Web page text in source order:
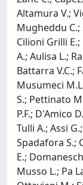
Altamura V.;
Mugheddu C.;
Cilioni Grilli
A.; Aulisa L.;
Battarra V.C.;
Musumeci
S.; Pettinato
P.F.; D'Amico
Tulli A.; Assi
Spadafora S.;
E.;
Musso L.; Pa